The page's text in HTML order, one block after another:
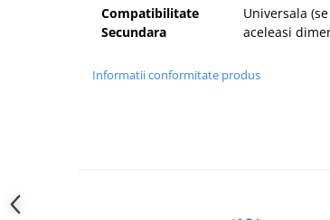
Compatibilitate
Secundara
Universala
aceleasi
Informatii conformitate produs